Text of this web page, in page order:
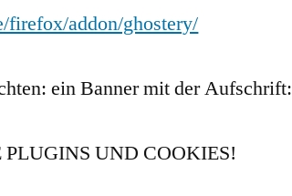
firefox/addon/ghostery/
ein Banner mit der Aufschrift:
UND COOKIES!